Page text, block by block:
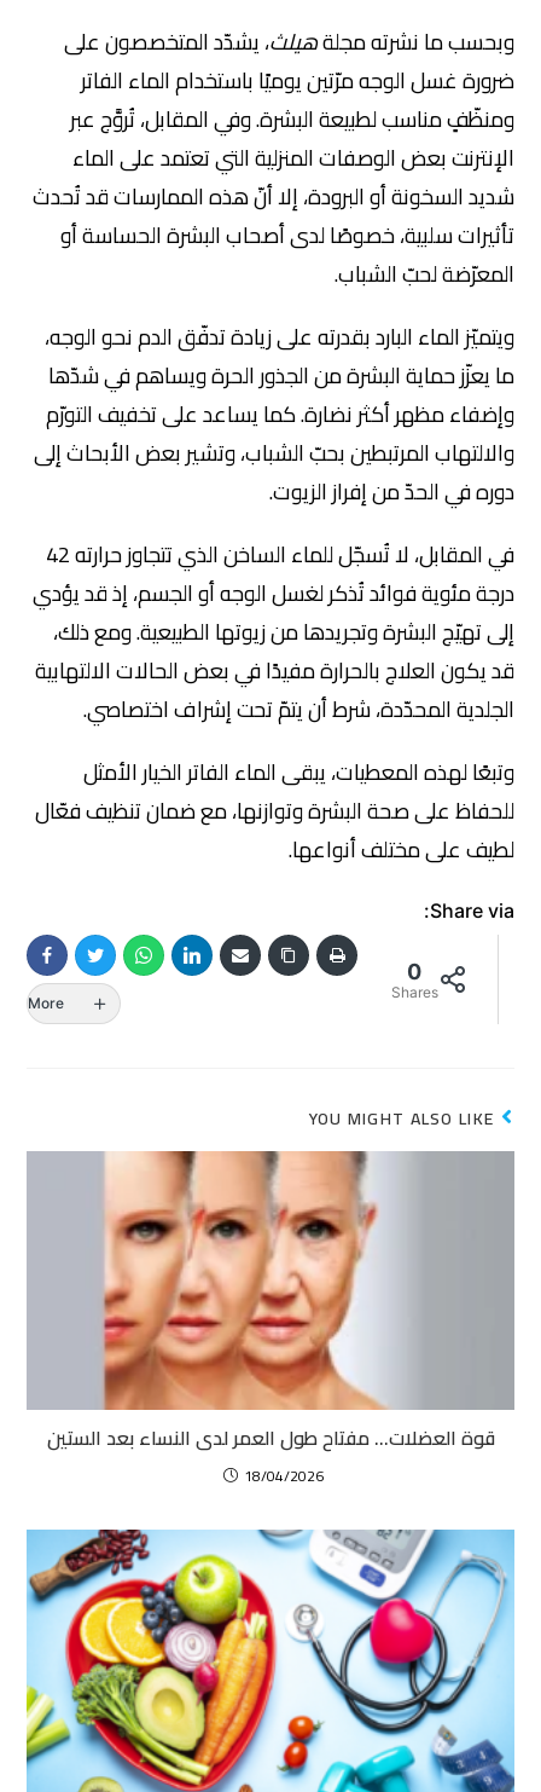
وبحسب ما نشرته مجلةهيلث، يشدّد المتخصصون على
ضرورة غسل الوجه مرّتين يوميًا باستخدام الماء الفاتر
ومنظّفٍ مناسب لطبيعة البشرة. وفي المقابل، تُروَّج عبر
الإنترنت بعض الوصفات المنزلية التي تعتمد على الماء
شديد السخونة أو البرودة، إلا أنّ هذه الممارسات قد تُحدث
تأثيرات سلبية، خصوصًا لدى أصحاب البشرة الحساسة أو
المعرّضة لحبّ الشباب.
ويتميّز الماء البارد بقدرته على زيادة تدفّق الدم نحو الوجه،
ما يعزّز حماية البشرة من الجذور الحرة ويساهم في شدّها
وإضفاء مظهر أكثر نضارة. كما يساعد على تخفيف التورّم
والالتهاب المرتبطين بحبّ الشباب، وتشير بعض الأبحاث إلى
دوره في الحدّ من إفراز الزيوت.
في المقابل، لا تُسجّل للماء الساخن الذي تتجاوز حرارته 42
درجة مئوية فوائد تُذكر لغسل الوجه أو الجسم، إذ قد يؤدي
إلى تهيّج البشرة وتجريدها من زيوتها الطبيعية. ومع ذلك،
قد يكون العلاج بالحرارة مفيدًا في بعض الحالات الالتهابية
الجلدية المحدّدة، شرط أن يتمّ تحت إشراف اختصاصي.
وتبعًا لهذه المعطيات، يبقى الماء الفاتر الخيار الأمثل
للحفاظ على صحة البشرة وتوازنها، مع ضمان تنظيف فعّال
لطيف على مختلف أنواعها.
Share via:
0
Shares
More
YOU MIGHT ALSO LIKE
قوة العضلات… مفتاح طول العمر لدى النساء بعد الستين
18/04/2026